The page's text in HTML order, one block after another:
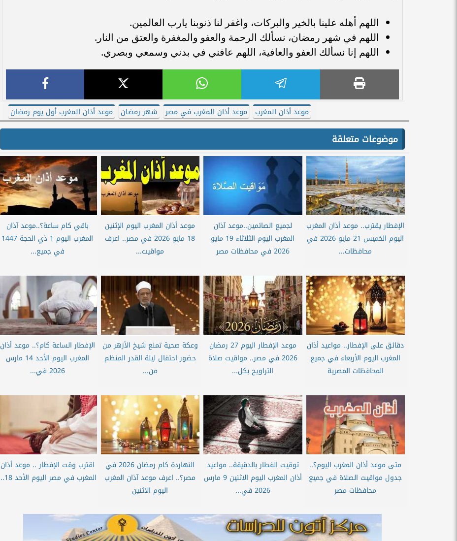
اللهم أهله علينا بالخير والبركات، واغفر لنا ذنوبنا يارب العالمين.
اللهم في شهر رمضان، نسألك الرحمة والعفو والمغفرة والعتق من النار.
اللهم إنا نسألك العفو والعافية، اللهم عافني في بدني وسمعي وبصري.
موعد أذان المغرب موعد أذان المغرب في مصر شهر رمضان موعد أذان المغرب أول يوم رمضان
موضوعات متعلقة
الإفطار يقترب.. موعد أذان المغرب
اليوم الخميس 21 مايو 2026 في
محافظات...
لجميع الصائمين..موعد آذان
المغرب اليوم الثلاثاء 19 مايو
2026 في محافظات مصر
موعد أذان المغرب اليوم الإثنين
18 مايو 2026 في مصر.. اعرف
مواقيت...
باقي كام ساعة؟..موعد آذان
المغرب اليوم 1 ذي الحجة 1447
في جميع...
دقائق على الإفطار.. مواعيد أذان
المغرب اليوم الأربعاء في جميع
المحافظات المصرية
موعد الإفطار اليوم 27 رمضان
2026 في مصر.. مواقيت صلاة
التراويح بكل...
وعكة صحية تمنع شيخ الأزهر من
حضور احتفال ليلة القدر المنظم
من...
الإفطار الساعة كام؟.. موعد أذان
المغرب اليوم الأحد 14 مارس
2026 في...
متى موعد أذان المغرب اليوم؟..
جدول مواقيت الصلاة في جميع
محافظات مصر
توقيت الفطار بالدقيقة.. مواعيد
أذان المغرب اليوم الاثنين 9 مارس
2026 في...
النهاردة كام رمضان 2026 في
مصر؟.. اعرف موعد آذان المغرب
اليوم الاثنين
اقترب وقت الإفطار .. موعد أذان
المغرب في مصر اليوم الأحد 18...